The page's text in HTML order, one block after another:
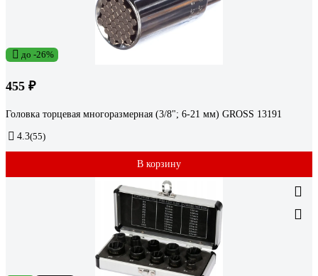
до -26%
455 ₽
Головка торцевая многоразмерная (3/8"; 6-21 мм) GROSS 13191
4.3(55)
В корзину